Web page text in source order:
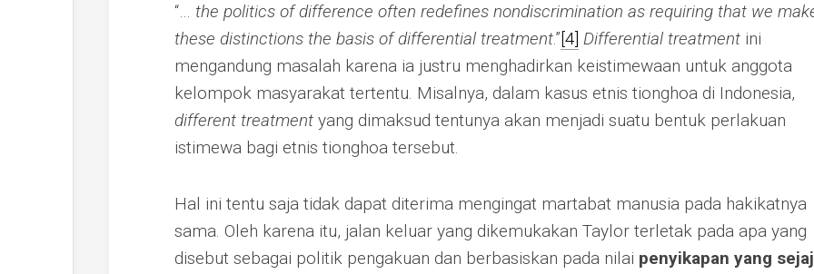
“… the politics of difference often redefines nondiscrimination as requiring that we
these distinctions the basis of differential treatment.”[4] Differential treatment ini
mengandung masalah karena ia justru menghadirkan keistimewaan untuk anggota
kelompok masyarakat tertentu. Misalnya, dalam kasus etnis tionghoa di Indonesia,
different treatment yang dimaksud tentunya akan menjadi suatu bentuk perlakuan
istimewa bagi etnis tionghoa tersebut.
Hal ini tentu saja tidak dapat diterima mengingat martabat manusia pada hakikatnya
sama. Oleh karena itu, jalan keluar yang dikemukakan Taylor terletak pada apa yang
disebut sebagai politik pengakuan dan berbasiskan pada nilai penyikapan yang